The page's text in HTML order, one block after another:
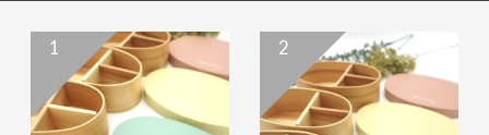
1 2